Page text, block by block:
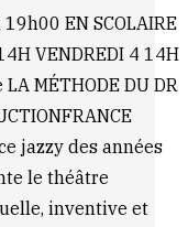
EN SCOLAIRE
VENDREDI 4 14H
MÉTHODE DU DR
jazzy des années
le théâtre
inventive et